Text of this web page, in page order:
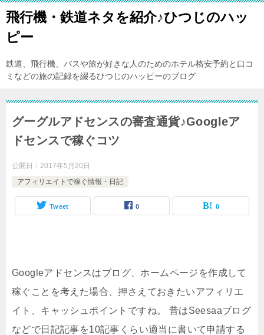
飛行機・鉄道ネタを紹介♪ひつじのハッ
ピー
鉄道、飛行機、バスや旅が好きな人のためのホテル格安予約と口コ
ミなどの旅の記録を綴るひつじのハッピーのブログ
グーグルアドセンスの審査通貨♪Googleア
ドセンスで稼ぐコツ
公開日： 2017年5月20日
アフィリエイトで稼ぐ情報・日記
Tweet 0 0
Googleアドセンスはブログ、ホームページを作成して
稼ぐことを考えた場合、押さえておきたいアフィリエ
イト、キャッシュポイントですね。 昔はSeesaaブログ
などで日記記事を10記事くらい適当に書いて申請する